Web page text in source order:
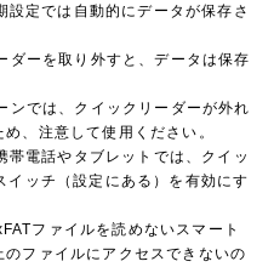
定では自動的にデータが保存さ
ダーを取り外すと、データは保存
ンでは、クイックリーダーが外れ
、注意して使用ください。
電話やタブレットでは、クイッ
イッチ（設定にある）を有効にす
ファイルを読めないスマート
ファイルにアクセスできないの